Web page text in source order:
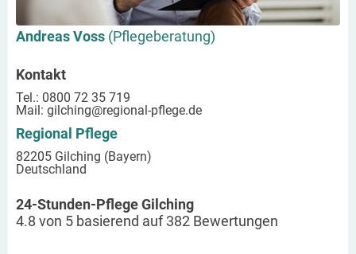
Andreas Voss (Pflegeberatung)
Kontakt
Tel.: 0800 72 35 719
Mail: gilching@regional-pflege.de
Regional Pflege
82205 Gilching (Bayern)
Deutschland
24-Stunden-Pflege Gilching
4.8 von 5 basierend auf382 Bewertungen